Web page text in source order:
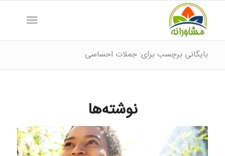
بایگانی برچسب برای: جملات احساسی
نوشته‌ها